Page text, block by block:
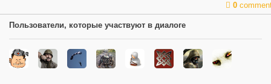
0
Пользователи, которые участвуют в диалоге